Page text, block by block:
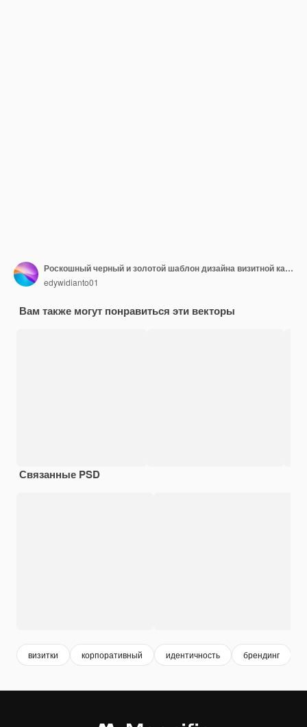
Роскошный черный и золотой шаблон дизайна визитной карточки
edywidianto01
Вам также могут понравиться эти векторы
Связанные PSD
визитки корпоративный идентичность брендинг